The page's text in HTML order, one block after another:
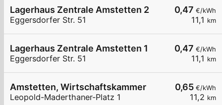
0,47 €/kWh
11,1 km
Lagerhaus Zentrale Amstetten 2
Eggersdorfer Str. 51
0,47 €/kWh
11,1 km
Lagerhaus Zentrale Amstetten 1
Eggersdorfer Str. 51
0,65 €/kWh
11,2 km
Amstetten, Wirtschaftskammer
Leopold-Maderthaner-Platz 1